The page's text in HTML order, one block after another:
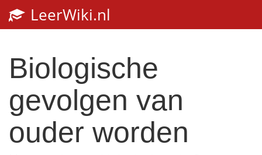
LeerWiki.nl
Biologische
gevolgen van
ouder worden